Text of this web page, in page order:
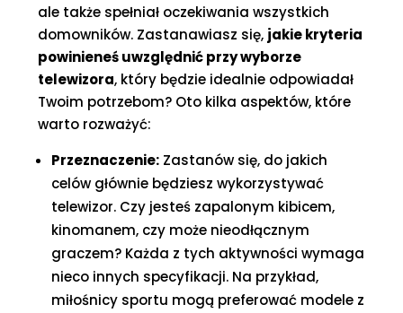
ale także spełniał oczekiwania wszystkich
domowników. Zastanawiasz się, jakie kryteria
powinieneś uwzględnić przy wyborze
telewizora, który będzie idealnie odpowiadał
Twoim potrzebom? Oto kilka aspektów, które
warto rozważyć:
Przeznaczenie: Zastanów się, do jakich
celów głównie będziesz wykorzystywać
telewizor. Czy jesteś zapalonym kibicem,
kinomanem, czy może nieodłącznym
graczem? Każda z tych aktywności wymaga
nieco innych specyfikacji. Na przykład,
miłośnicy sportu mogą preferować modele z